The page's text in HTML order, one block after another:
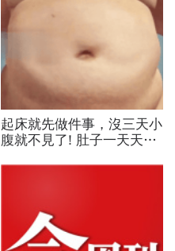
起床就先做件事，沒三天小
腹就不見了! 肚子一天天變